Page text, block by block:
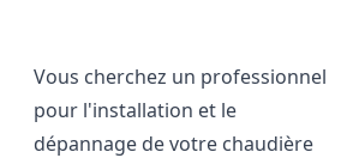
Vous cherchez un professionnel
pour l'installation et le
dépannage de votre chaudière